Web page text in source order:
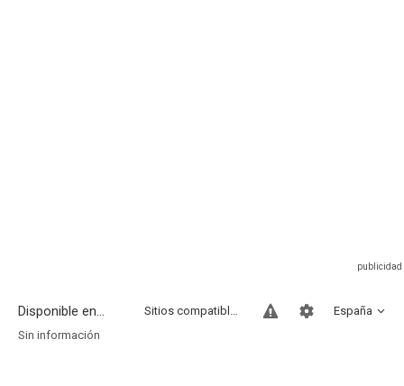
Disponible en... España
Sitios compatibles
Sin información